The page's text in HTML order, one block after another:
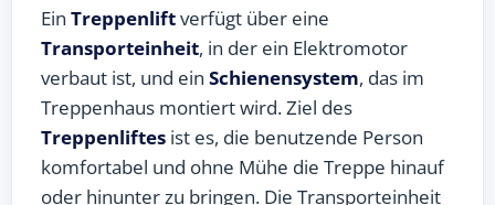
Ein Treppenliftverfügt über eine
Transporteinheit, in der ein Elektromotor
verbaut ist, und ein Schienensystem, das im
Treppenhaus montiert wird. Ziel des
Treppenliftes ist es, die benutzende Person
komfortabel und ohne Mühe die Treppe hinauf
oder hinunter zu bringen. Die Transporteinheit